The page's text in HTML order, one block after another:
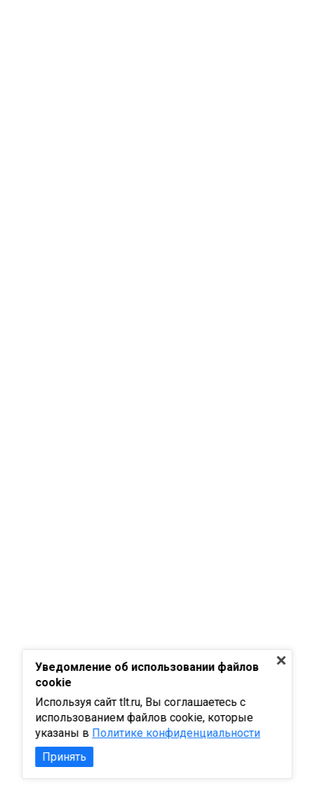
Уведомление об использовании файлов
cookie
Используя сайт tlt.ru, Вы соглашаетесь с
использованием файлов cookie, которые
указаны в Политике конфиденциальности
Принять